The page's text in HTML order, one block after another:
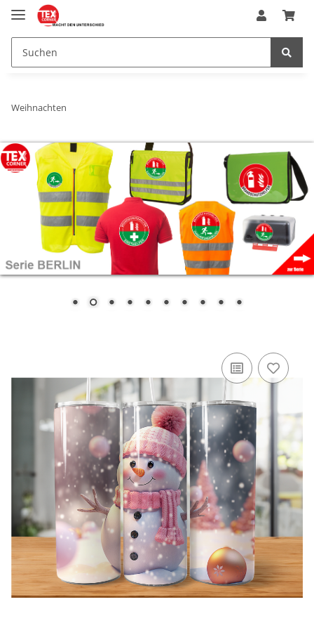
Weihnachten